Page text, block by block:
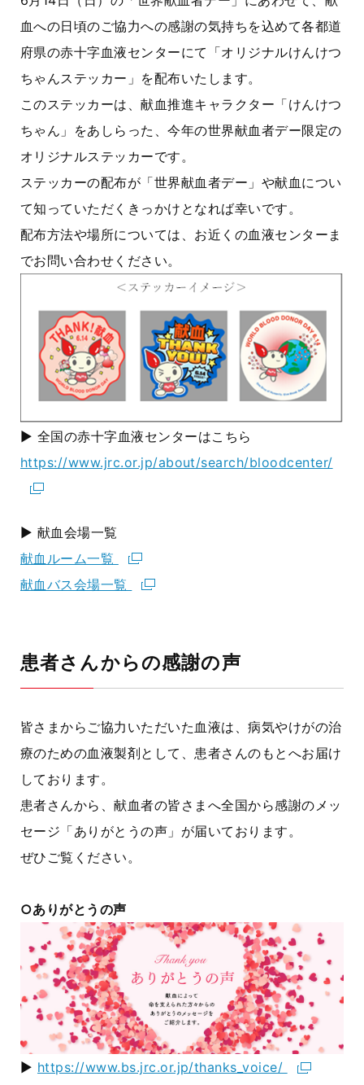
血への日頃のご協力への感謝の気持ちを込めて各都道
府県の赤十字血液センターにて「オリジナルけんけつ
ちゃんステッカー」を配布いたします。
このステッカーは、献血推進キャラクター「けんけつ
ちゃん」をあしらった、今年の世界献血者デー限定の
オリジナルステッカーです。
ステッカーの配布が「世界献血者デー」や献血につい
て知っていただくきっかけとなれば幸いです。
配布方法や場所については、お近くの血液センターま
でお問い合わせください。
▶ 全国の赤十字血液センターはこちら
https://www.jrc.or.jp/about/search/bloodcenter/
▶ 献血会場一覧
献血ルーム一覧
献血バス会場一覧
患者さんからの感謝の声
皆さまからご協力いただいた血液は、病気やけがの治
療のための血液製剤として、患者さんのもとへお届け
しております。
患者さんから、献血者の皆さまへ全国から感謝のメッ
セージ「ありがとうの声」が届いております。
ぜひご覧ください。
○ありがとうの声
▶ https://www.bs.jrc.or.jp/thanks_voice/